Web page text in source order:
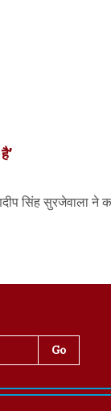
सिंह सुरजेवाला